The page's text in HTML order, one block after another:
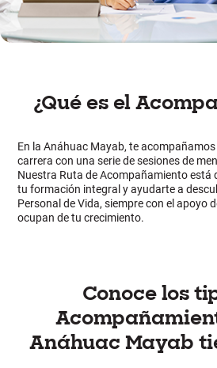
¿Qué es el
En la Anáhuac Mayab, te
carrera con una serie de sesiones de
Nuestra Ruta de Acompañamiento está
tu formación integral y ayudarte a
Personal de Vida, siempre con el apoyo
ocupan de tu crecimiento.
Conoce los
Anáhuac Mayab